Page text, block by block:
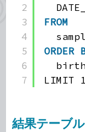
2
3
4
5
6
7
FROM
ORDER
LIMIT 1
結果テーブル